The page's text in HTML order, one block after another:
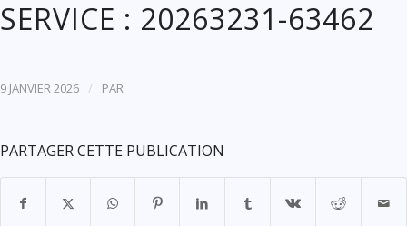
SERVICE : 20263231-63462
9 JANVIER 2026 / PAR
PARTAGER CETTE PUBLICATION